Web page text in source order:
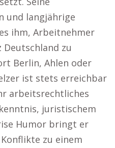
und langjährige
ihm, Arbeitnehmer
zu
Berlin, Ahlen oder
ist stets erreichbar
arbeitsrechtliches
juristischem
Humor bringt er
zu einem